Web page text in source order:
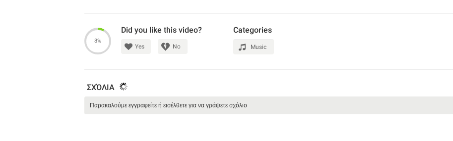
8%
Did you like this video?
Yes No
Categories
Music
ΣΧΌΛΙΑ